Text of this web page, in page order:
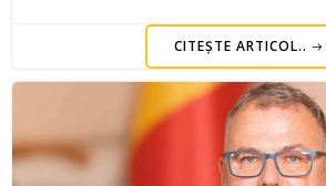
CITEȘTE ARTICOL..